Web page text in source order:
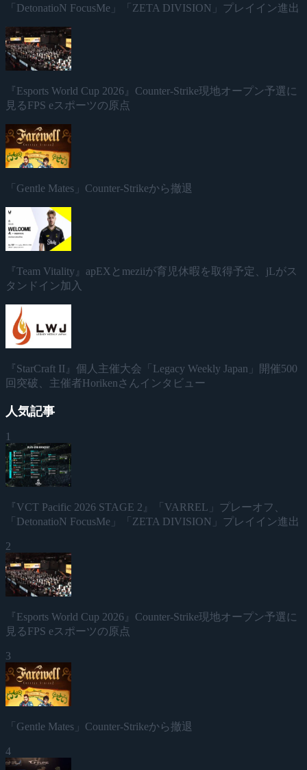
「DetonatioN FocusMe」「ZETA DIVISION」プレイイン進出
『Esports World Cup 2026』Counter-Strike現地オープン予選に
見るFPS eスポーツの原点
「Gentle Mates」Counter-Strikeから撤退
『Team Vitality』apEXとmeziiが育児休暇を取得予定、jLがス
タンドイン加入
『StarCraft II』個人主催大会「Legacy Weekly Japan」開催500
回突破、主催者Horikenさんインタビュー
人気記事
1
『VCT Pacific 2026 STAGE 2』「VARREL」プレーオフ、
「DetonatioN FocusMe」「ZETA DIVISION」プレイイン進出
2
『Esports World Cup 2026』Counter-Strike現地オープン予選に
見るFPS eスポーツの原点
3
「Gentle Mates」Counter-Strikeから撤退
4